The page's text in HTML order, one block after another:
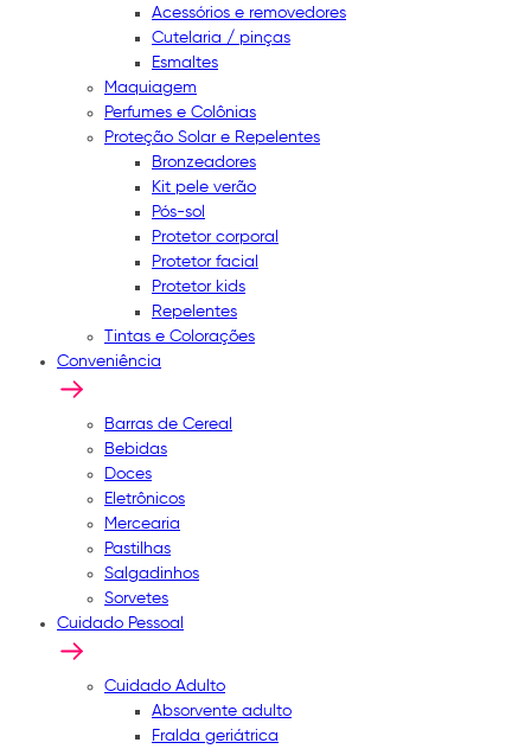
Acessórios e removedores
Cutelaria / pinças
Esmaltes
Maquiagem
Perfumes e Colônias
Proteção Solar e Repelentes
Bronzeadores
Kit pele verão
Pós-sol
Protetor corporal
Protetor facial
Protetor kids
Repelentes
Tintas e Colorações
Conveniência
Barras de Cereal
Bebidas
Doces
Eletrônicos
Mercearia
Pastilhas
Salgadinhos
Sorvetes
Cuidado Pessoal
Cuidado Adulto
Absorvente adulto
Fralda geriátrica